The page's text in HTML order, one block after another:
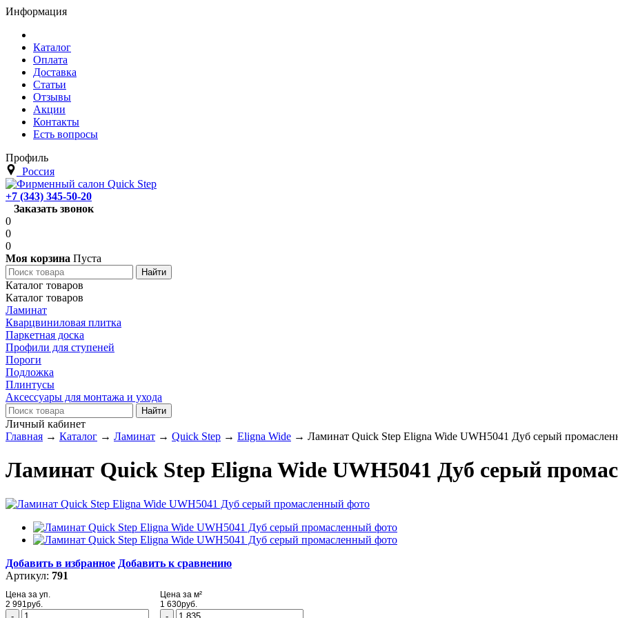
Информация
Каталог
Оплата
Доставка
Статьи
Отзывы
Акции
Контакты
Есть вопросы
Профиль
Россия
+7 (343) 345-50-20
Заказать звонок
0
0
0
Моя корзина Пуста
Каталог товаров
Каталог товаров
Ламинат
Кварцвиниловая плитка
Паркетная доска
Профили для ступеней
Пороги
Подложка
Плинтусы
Аксессуары для монтажа и ухода
Личный кабинет
Главная → Каталог → Ламинат → Quick Step → Eligna Wide → Ламинат Quick Step Eligna Wide UWH5041 Дуб серый
Ламинат Quick Step Eligna Wide UWH5041 Дуб серый
Добавить в избранное Добавить к сравнению
Артикул: 791
Цена за уп.
2 991руб.
Цена за м²
1 630руб.